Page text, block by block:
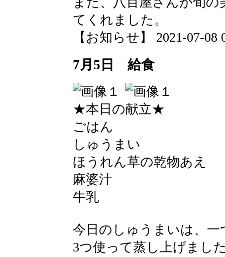
てくれました。
【お知らせ】 2021-07-08
7月5日 給食
★本日の献立★
ごはん
しゅうまい
ほうれん草の乾物あえ
麻婆汁
牛乳
今日のしゅうまいは、
3つ使って蒸し上げまし